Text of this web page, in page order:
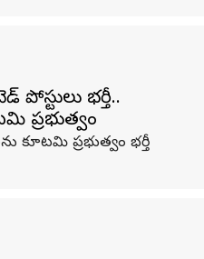
భర్తీ..
ప్రభుత్వం
కూటమి ప్రభుత్వం భర్తీ